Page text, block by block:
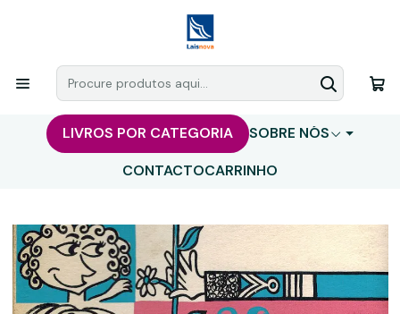
LIVROS POR CATEGORIA
SOBRE NÓS
CONTACTOCARRINHO